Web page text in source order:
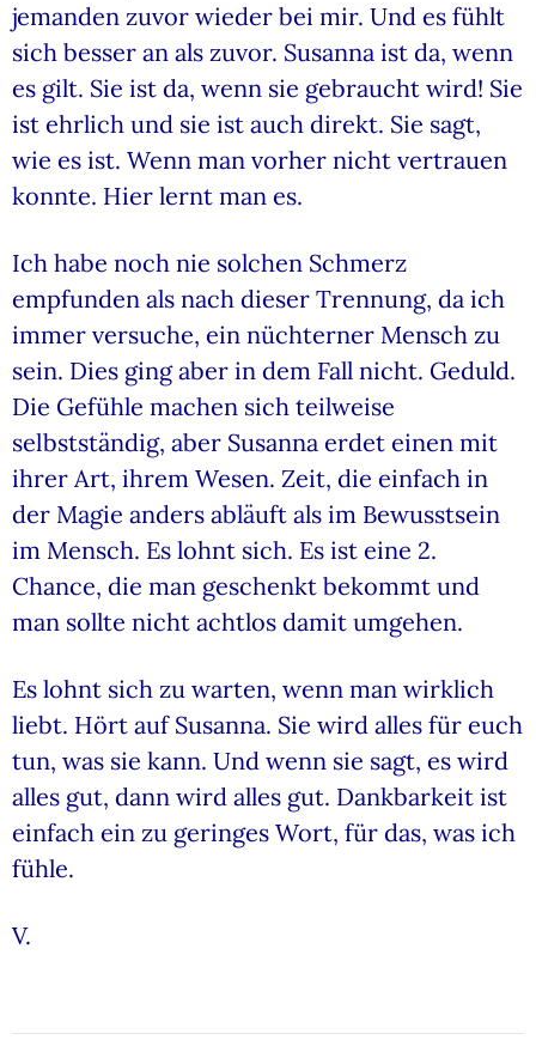
jemanden zuvor wieder bei mir. Und es fühlt
sich besser an als zuvor. Susanna ist da, wenn
es gilt. Sie ist da, wenn sie gebraucht wird! Sie
ist ehrlich und sie ist auch direkt. Sie sagt,
wie es ist. Wenn man vorher nicht vertrauen
konnte. Hier lernt man es.
Ich habe noch nie solchen Schmerz
empfunden als nach dieser Trennung, da ich
immer versuche, ein nüchterner Mensch zu
sein. Dies ging aber in dem Fall nicht. Geduld.
Die Gefühle machen sich teilweise
selbstständig, aber Susanna erdet einen mit
ihrer Art, ihrem Wesen. Zeit, die einfach in
der Magie anders abläuft als im Bewusstsein
im Mensch. Es lohnt sich. Es ist eine 2.
Chance, die man geschenkt bekommt und
man sollte nicht achtlos damit umgehen.
Es lohnt sich zu warten, wenn man wirklich
liebt. Hört auf Susanna. Sie wird alles für euch
tun, was sie kann. Und wenn sie sagt, es wird
alles gut, dann wird alles gut. Dankbarkeit ist
einfach ein zu geringes Wort, für das, was ich
fühle.
V.